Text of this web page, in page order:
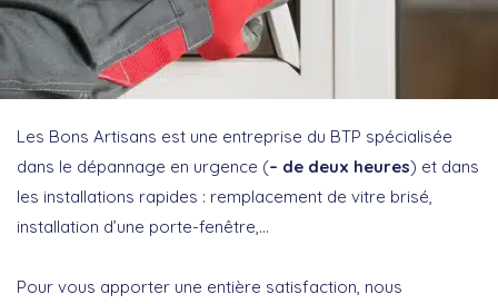
Les Bons Artisans est une entreprise du BTP spécialisée
dans le dépannage en urgence (– de deux heures) et dans
les installations rapides : remplacement de vitre brisé,
installation d’une porte-fenêtre,…
Pour vous apporter une entière satisfaction, nous